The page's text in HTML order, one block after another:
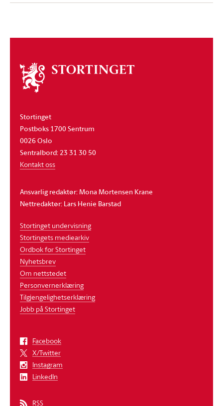
Om
stortinget
Stortinget
Postboks 1700 Sentrum
0026 Oslo
Sentralbord: 23 31 30 50
Kontakt oss
Ansvarlig redaktør: Mona Mortensen Krane
Nettredaktør: Lars Henie Barstad
Stortinget undervisning
Stortingets mediearkiv
Ordbok for Stortinget
Nyhetsbrev
Om nettstedet
Personvernerklæring
Tilgjengelighetserklæring
Jobb på Stortinget
Facebook
X/Twitter
Instagram
LinkedIn
RSS